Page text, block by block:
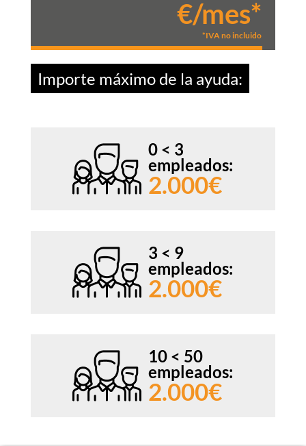
€/mes*
*IVA no incluido
Importe máximo de la ayuda:
0 < 3
empleados:
2.000€
3 < 9
empleados:
2.000€
10 < 50
empleados:
2.000€